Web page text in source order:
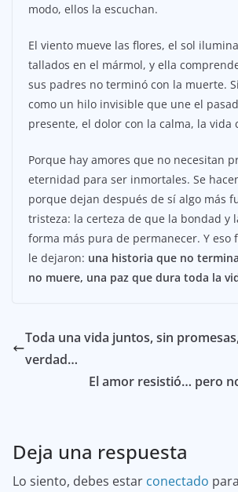
modo, ellos la escuchan.
El viento mueve las flores, el sol
tallados en el mármol, y ella
sus padres no terminó con la muerte.
como un hilo invisible que une el
presente, el dolor con la calma, la vida
Porque hay amores que no necesitan
eternidad para ser inmortales. Se
porque dejan después de sí algo más
tristeza: la certeza de que la bondad y
forma más pura de permanecer. Y eso
le dejaron: una historia que no
no muere, una paz que dura toda la
Toda una vida juntos, sin
verdad…
El amor resistió… pero
Deja una respuesta
Lo siento, debes estar conectado